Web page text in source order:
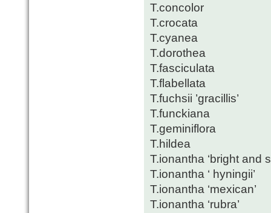
T.concolor
T.crocata
T.cyanea
T.dorothea
T.fasciculata
T.flabellata
T.fuchsii ’gracillis’
T.funckiana
T.geminiflora
T.hildea
T.ionantha ‘bright and
T.ionantha ‘ hyningii’
T.ionantha ‘mexican’
T.ionantha ‘rubra’